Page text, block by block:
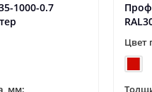
1000-0.7
Цвет